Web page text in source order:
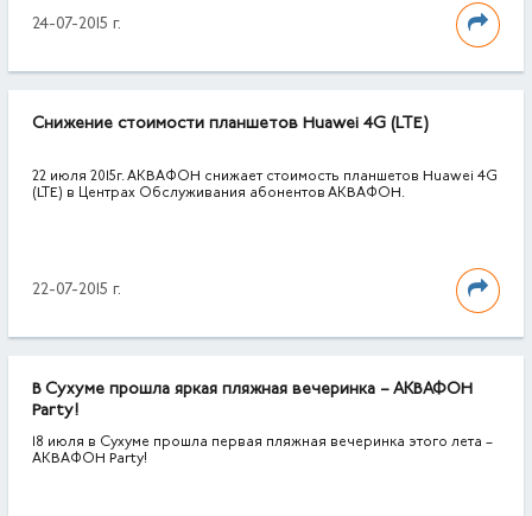
24-07-2015 г.
Снижение стоимости планшетов Huawei 4G (LTE)
22 июля 2015г. АКВАФОН снижает стоимость планшетов Huawei 4G
(LTE) в Центрах Обслуживания абонентов АКВАФОН.
22-07-2015 г.
В Сухуме прошла яркая пляжная вечеринка – АКВАФОН
Party!
18 июля в Сухуме прошла первая пляжная вечеринка этого лета –
АКВАФОН Party!